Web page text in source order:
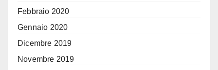
Febbraio 2020
Gennaio 2020
Dicembre 2019
Novembre 2019